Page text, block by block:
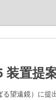
装置提
望遠鏡）に提